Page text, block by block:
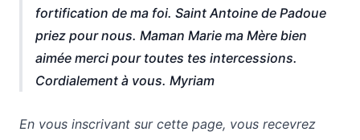
fortification de ma foi. Saint Antoine de Padoue
priez pour nous. Maman Marie ma Mère bien
aimée merci pour toutes tes intercessions.
Cordialement à vous. Myriam
En vous inscrivant sur cette page, vous recevrez